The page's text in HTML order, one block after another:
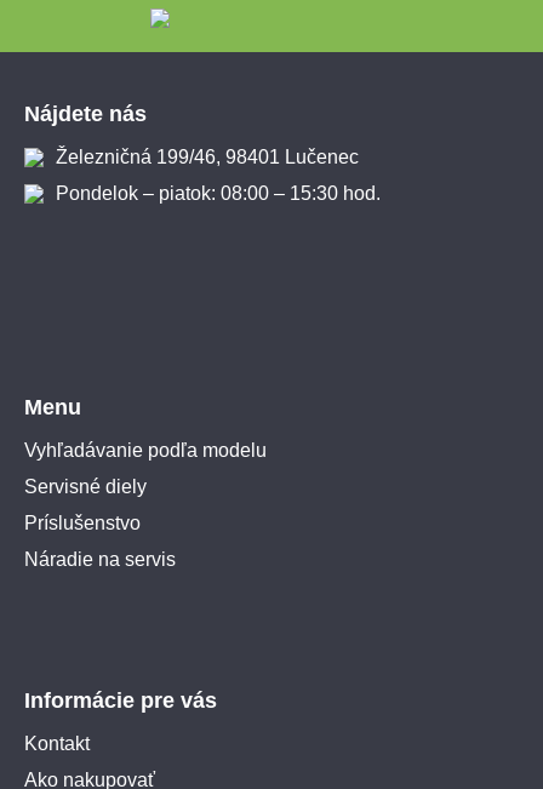
Nájdete nás
Železničná 199/46, 98401 Lučenec
Pondelok – piatok: 08:00 – 15:30 hod.
Menu
Vyhľadávanie podľa modelu
Servisné diely
Príslušenstvo
Náradie na servis
Informácie pre vás
Kontakt
Ako nakupovať